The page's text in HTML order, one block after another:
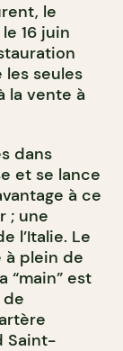
le
16 juin
seules
la vente à
dans
et se lance
à ce
; une
l’Italie. Le
à plein de
“main” est
artère
Saint-